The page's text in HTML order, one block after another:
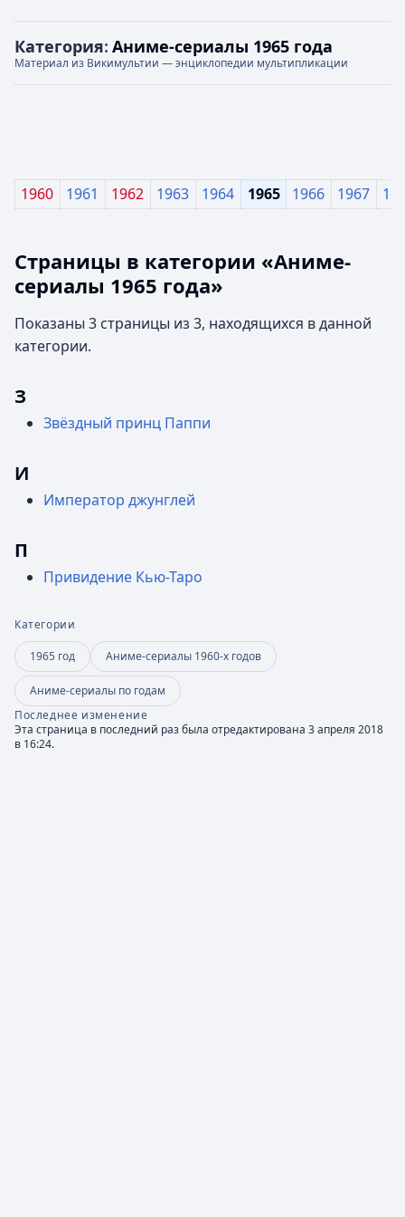
Категория: Аниме-сериалы 1965 года
Материал из Викимультии — энциклопедии мультипликации
1960 1961 1962 1963 1964 1965 1966 1967
Страницы в категории «Аниме-
сериалы 1965 года»
Показаны 3 страницы из 3, находящихся в данной
категории.
З
Звёздный принц Паппи
И
Император джунглей
П
Привидение Кью-Таро
Категории
1965 год Аниме-сериалы 1960-х годов
Аниме-сериалы по годам
Последнее изменение
Эта страница в последний раз была отредактирована 3 апреля 2018
в 16:24.